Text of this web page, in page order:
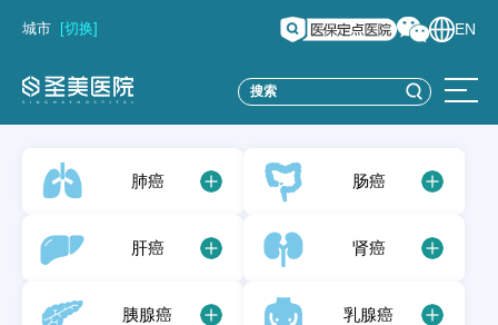
城市 [切换] EN
肺癌 肠癌
肝癌 肾癌
胰腺癌 乳腺癌